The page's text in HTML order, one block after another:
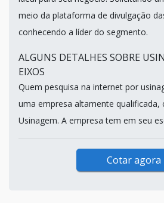
meio da plataforma de divulgação
conhecendo a líder do segmento.
ALGUNS DETALHES SOBRE
EIXOS
Quem pesquisa na internet por
uma empresa altamente qualificada,
Usinagem. A empresa tem em seu
Cotar agora